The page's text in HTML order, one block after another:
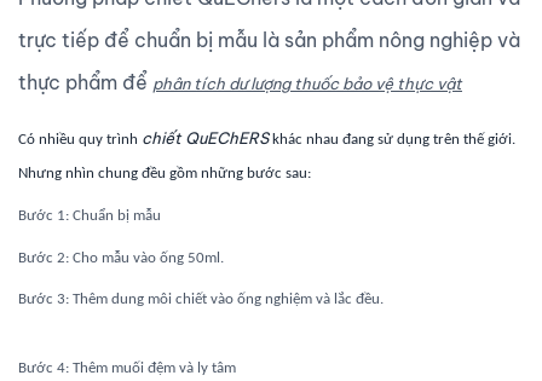
trực tiếp để chuẩn bị mẫu là sản phẩm nông nghiệp và
thực phẩm để phân tích dư lượng thuốc bảo vệ thực vật
Có nhiều quy trình chiết QuEChERSkhác nhau đang sử dụng trên thế giới.
Nhưng nhìn chung đều gồm những bước sau:
Bước 1: Chuẩn bị mẫu
Bước 2: Cho mẫu vào ống 50ml.
Bước 3: Thêm dung môi chiết vào ống nghiệm và lắc đều.
Bước 4: Thêm muối đệm và ly tâm